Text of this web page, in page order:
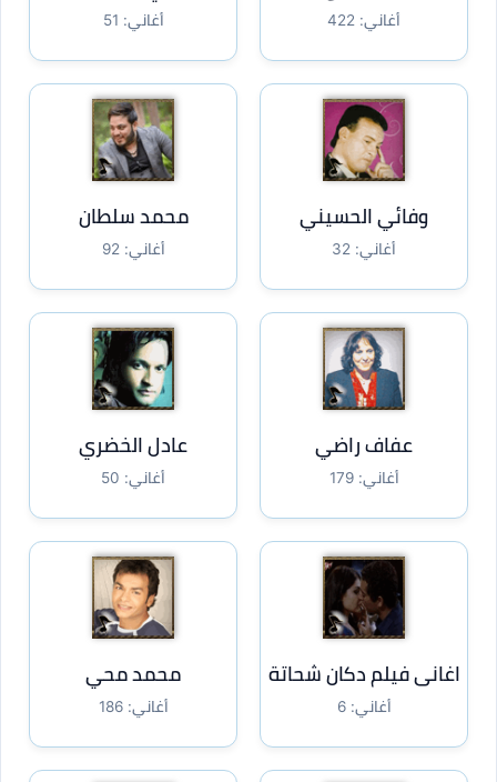
أغاني: 422 أغاني: 51
وفائي الحسيني
أغاني: 32
محمد سلطان
أغاني: 92
عفاف راضي
أغاني: 179
عادل الخضري
أغاني: 50
اغانى فيلم دكان شحاتة
أغاني: 6
محمد محي
أغاني: 186